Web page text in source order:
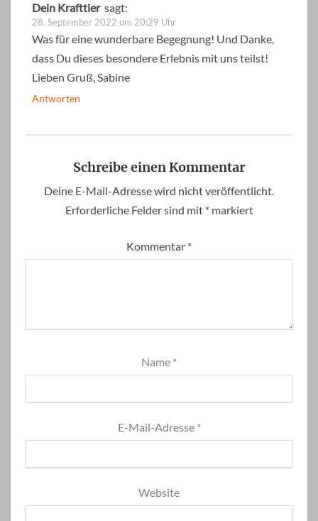
Dein Krafttier sagt:
28. September 2022 um 20:29 Uhr
Was für eine wunderbare Begegnung! Und Danke,
dass Du dieses besondere Erlebnis mit uns teilst!
Lieben Gruß, Sabine
Antworten
Schreibe einen Kommentar
Deine E-Mail-Adresse wird nicht veröffentlicht.
Erforderliche Felder sind mit *markiert
Kommentar *
Name *
E-Mail-Adresse *
Website